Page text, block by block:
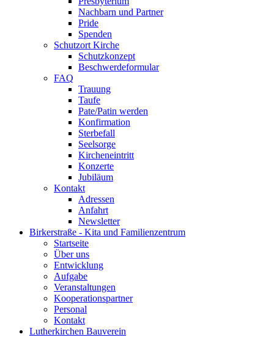
Nachbarn und Partner
Pride
Spenden
Schutzort Kirche
Schutzkonzept
Beschwerdeformular
FAQ
Trauung
Taufe
Pate/Patin werden
Konfirmation
Sterbefall
Seelsorge
Kircheneintritt
Konzerte
Jubiläum
Kontakt
Adressen
Anfahrt
Newsletter
Birkerstraße - Kita und Familienzentrum
Startseite
Über uns
Entwicklung
Aufgabe
Veranstaltungen
Kooperationspartner
Personal
Kontakt
Lutherkirchen Bauverein